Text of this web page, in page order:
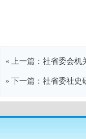
« 上一篇： 社省委会机
» 下一篇： 社省委社史